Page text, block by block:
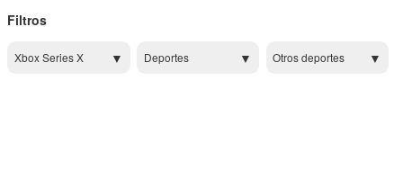
Filtros
Xbox Series X Deportes Otros deportes